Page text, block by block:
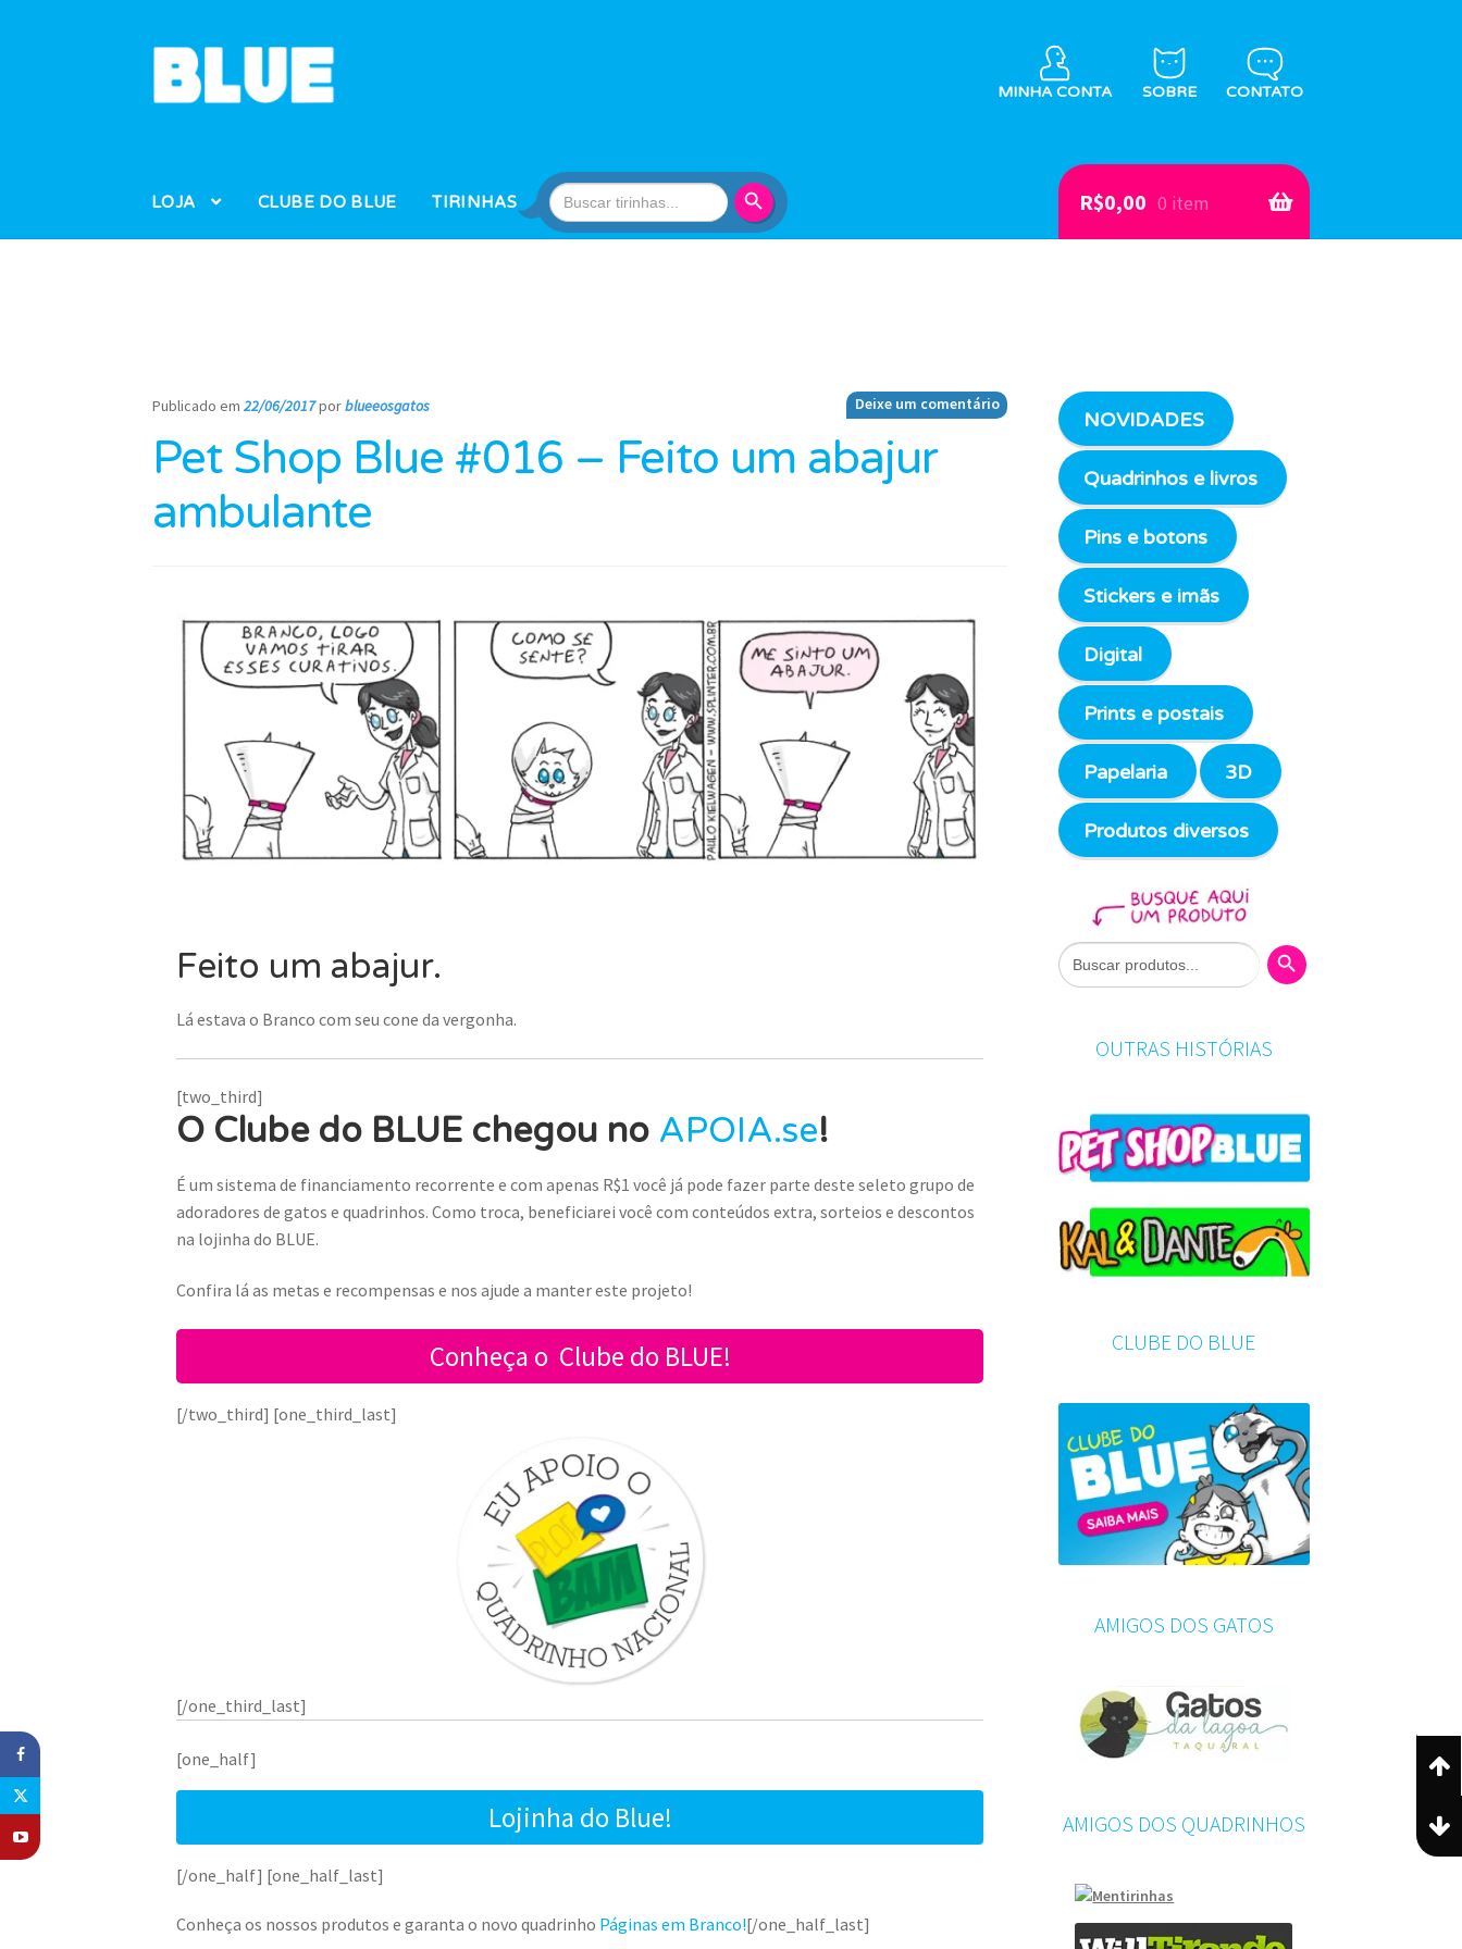
Pular
para
Pular
para
MINHA CONTA SOBRE CONTATO
LOJA CLUBE DO BLUE TIRINHAS
Search
for:
R$0,00 0 item
Publicado em22/06/2017porblueeosgatos Deixe um comentário
Pet Shop Blue #016 – Feito um abajur
ambulante
Feito um abajur.
Lá estava o Branco com seu cone da vergonha.
[two_third]
O Clube do BLUE chegou no APOIA.se!
É um sistema de financiamento recorrente e com apenas R$1 você já pode fazer parte deste seleto grupo de
adoradores de gatos e quadrinhos. Como troca, beneficiarei você com conteúdos extra, sorteios e descontos
na lojinha do BLUE.
Confira lá as metas e recompensas e nos ajude a manter este projeto!
Conheça o Clube do BLUE!
[/two_third] [one_third_last]
[/one_third_last]
[one_half]
Lojinha do Blue!
[/one_half] [one_half_last]
Conheça os nossos produtos e garanta o novo quadrinho Páginas em Branco![/one_half_last]
NOVIDADES
Quadrinhos e livros
Pins e botons
Stickers e imãs
Digital
Prints e postais
Papelaria 3D
Produtos diversos
Search
for:
Search Button
OUTRAS HISTÓRIAS
CLUBE DO BLUE
AMIGOS DOS GATOS
AMIGOS DOS QUADRINHOS